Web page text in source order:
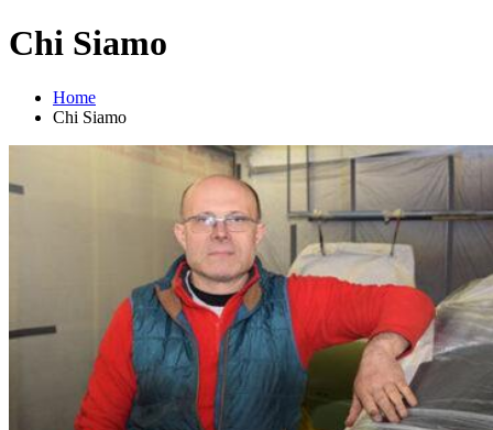
Chi Siamo
Home
Chi Siamo